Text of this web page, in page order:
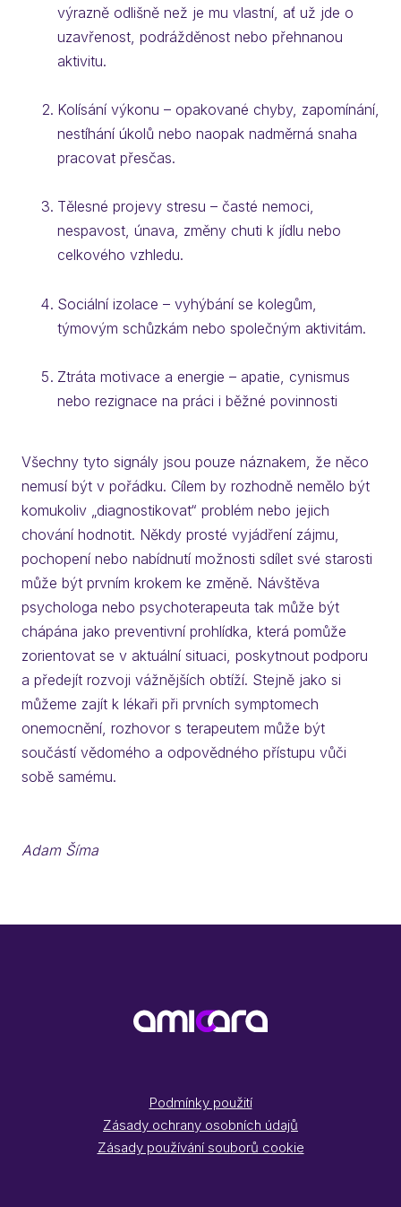
výrazně odlišně než je mu vlastní, ať už jde o
uzavřenost, podrážděnost nebo přehnanou
aktivitu.
Kolísání výkonu – opakované chyby, zapomínání,
nestíhání úkolů nebo naopak nadměrná snaha
pracovat přesčas.
Tělesné projevy stresu – časté nemoci,
nespavost, únava, změny chuti k jídlu nebo
celkového vzhledu.
Sociální izolace – vyhýbání se kolegům,
týmovým schůzkám nebo společným aktivitám.
Ztráta motivace a energie – apatie, cynismus
nebo rezignace na práci i běžné povinnosti
Všechny tyto signály jsou pouze náznakem, že něco
nemusí být v pořádku. Cílem by rozhodně nemělo být
komukoliv „diagnostikovat“ problém nebo jejich
chování hodnotit. Někdy prosté vyjádření zájmu,
pochopení nebo nabídnutí možnosti sdílet své starosti
může být prvním krokem ke změně. Návštěva
psychologa nebo psychoterapeuta tak může být
chápána jako preventivní prohlídka, která pomůže
zorientovat se v aktuální situaci, poskytnout podporu
a předejít rozvoji vážnějších obtíží. Stejně jako si
můžeme zajít k lékaři při prvních symptomech
onemocnění, rozhovor s terapeutem může být
součástí vědomého a odpovědného přístupu vůči
sobě samému.
Adam Šíma
Podmínky použití
Zásady ochrany osobních údajů
Zásady používání souborů cookie